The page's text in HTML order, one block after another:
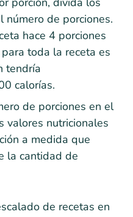
de porciones.
hace 4 porciones
toda la receta es
tendría
calorías.
de porciones en el
valores nutricionales
a medida que
la cantidad de
de recetas en